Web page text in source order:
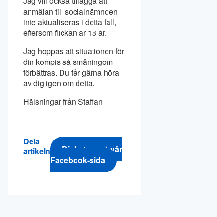
anmälan till socialnämnden
inte aktualiseras i detta fall,
eftersom flickan är 18 år.
Jag hoppas att situationen för
din kompis så småningom
förbättras. Du får gärna höra
av dig igen om detta.
Hälsningar från Staffan
Dela
artikeln
Diskutera på vår
Facebook-sida